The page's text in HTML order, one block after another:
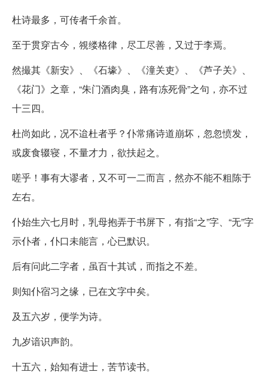
杜诗最多，可传者千余首。
至于贯穿古今，覙缕格律，尽工尽善，又过于李焉。
然撮其《新安》、《石壕》、《潼关吏》、《芦子关》、
《花门》之章，“朱门酒肉臭，路有冻死骨”之句，亦不过
十三四。
杜尚如此，况不迨杜者乎？仆常痛诗道崩坏，忽忽愤发，
或废食辍寝，不量才力，欲扶起之。
嗟乎！事有大谬者，又不可一二而言，然亦不能不粗陈于
左右。
仆始生六七月时，乳母抱弄于书屏下，有指“之”字、“无”字
示仆者，仆口未能言，心已默识。
后有问此二字者，虽百十其试，而指之不差。
则知仆宿习之缘，已在文字中矣。
及五六岁，便学为诗。
九岁谙识声韵。
十五六，始知有进士，苦节读书。